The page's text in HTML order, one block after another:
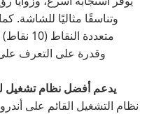
وتناسقًا مثاليًا للشاشة.
متعددة
وقدرة على التعرف
يدعم أفضل نظام تشغيل
نظام التشغيل القائم على